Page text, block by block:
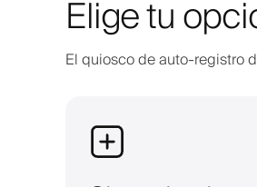
Elige tu
El quiosco de auto-registro